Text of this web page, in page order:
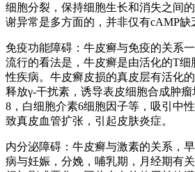
细胞分裂，保持细胞生长和消失之间
谢异常是多方面的，并非仅有cAMP缺
免疫功能障碍：牛皮癣与免疫的关系
流行的看法是，牛皮癣是由活化的T细
性疾病。牛皮癣皮损的真皮层有活化
释放γ-干扰素，诱导表皮细胞合成肿
8，白细胞介素6细胞因子等，吸引中
致真皮血管扩张，引起皮肤炎症。
内分泌障碍：牛皮癣与激素的关系，
病与妊娠，分娩，哺乳期，月经期有